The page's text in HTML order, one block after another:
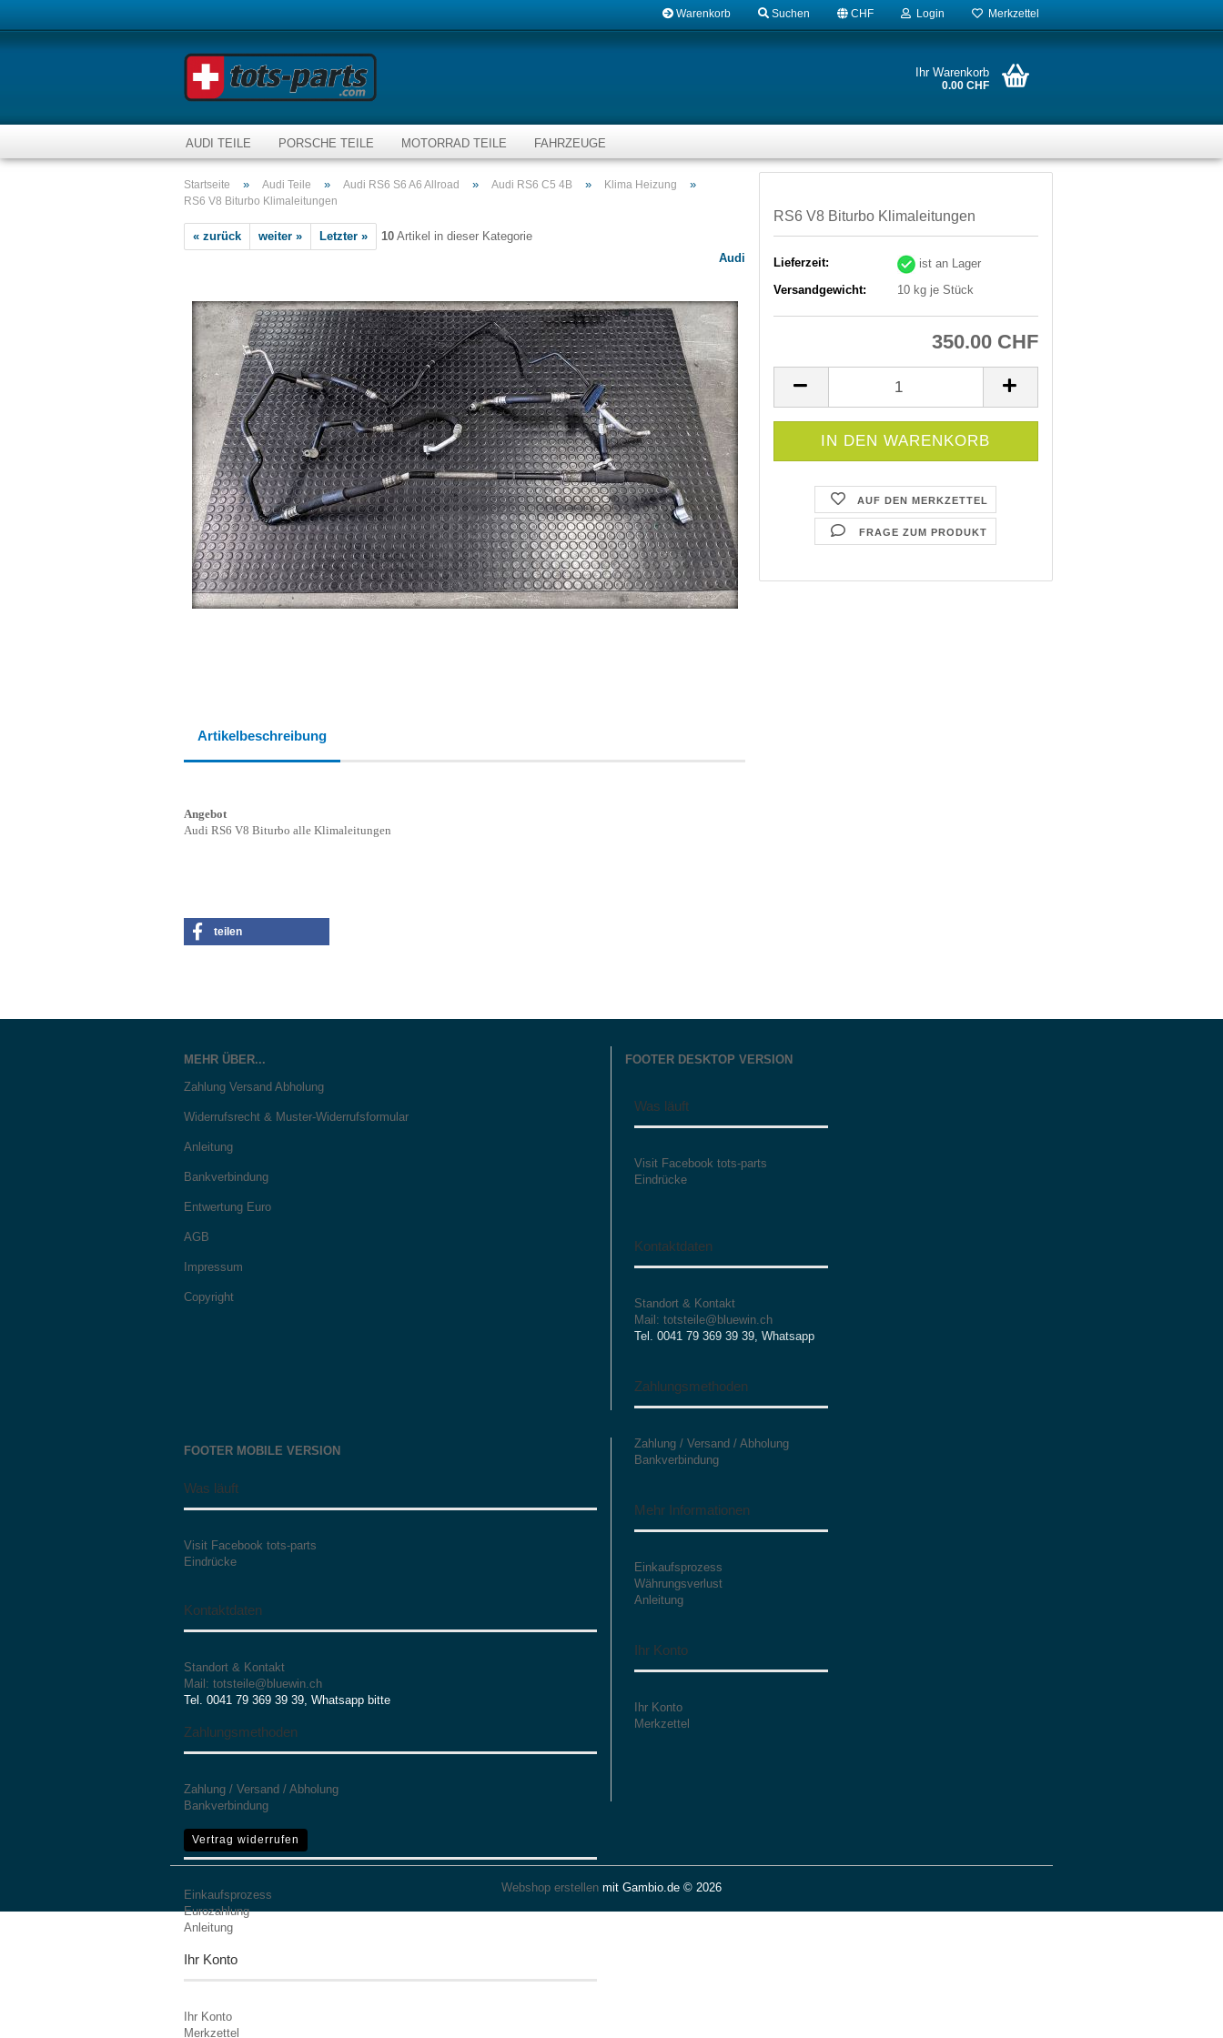
Warenkorb Suchen CHF Login Merkzettel
Ihr Warenkorb
0.00 CHF
AUDI TEILE PORSCHE TEILE MOTORRAD TEILE FAHRZEUGE
Startseite » Audi Teile » Audi RS6 S6 A6 Allroad » Audi RS6 C5 4B » Klima Heizung »
RS6 V8 Biturbo Klimaleitungen
« zurück weiter » Letzter » 10 Artikel in dieser Kategorie
Audi
RS6 V8 Biturbo Klimaleitungen
Lieferzeit:
ist an Lager
Versandgewicht:
10 kg je Stück
350.00 CHF
AUF DEN MERKZETTEL
FRAGE ZUM PRODUKT
Artikelbeschreibung
Angebot
Audi RS6 V8 Biturbo alle Klimaleitungen
teilen
MEHR ÜBER...
Zahlung Versand Abholung
Widerrufsrecht & Muster-Widerrufsformular
Anleitung
Bankverbindung
Entwertung Euro
AGB
Impressum
Copyright
FOOTER DESKTOP VERSION
Was läuft
Visit Facebook tots-parts
Eindrücke
Kontaktdaten
Standort & Kontakt
Mail: totsteile@bluewin.ch
Tel. 0041 79 369 39 39, Whatsapp
Zahlungsmethoden
Zahlung / Versand / Abholung
Bankverbindung
Mehr Informationen
Einkaufsprozess
Währungsverlust
Anleitung
Ihr Konto
Ihr Konto
Merkzettel
FOOTER MOBILE VERSION
Was läuft
Visit Facebook tots-parts
Eindrücke
Kontaktdaten
Standort & Kontakt
Mail: totsteile@bluewin.ch
Tel. 0041 79 369 39 39, Whatsapp bitte
Zahlungsmethoden
Zahlung / Versand / Abholung
Bankverbindung
Mehr Informationen
Einkaufsprozess
Eurozahlung
Anleitung
Ihr Konto
Ihr Konto
Merkzettel
Vertrag widerrufen
Webshop erstellen mit Gambio.de © 2026